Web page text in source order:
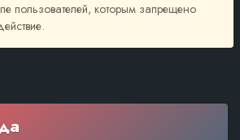
пользователей, которым запрещено